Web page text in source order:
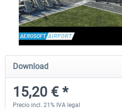
Aerosoft Mega Airport Brussels
25,37 € *
Download
15,20 € *
Precio incl. 21% IVA legal